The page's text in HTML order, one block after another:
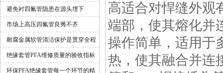
什么造成？
避免衬四氟管隐患在源头埋下
市场上高压四氟管良莠不齐
耐腐金属软管清洁保护是贯穿全程
的隐形保障
绝缘套管PFA维修质量的验收指标
环保PFA绝缘套管每一个环节的精
高适合对悍缝外观
端部，使其熔化并
操作简单，适用于
热，使其融合并连